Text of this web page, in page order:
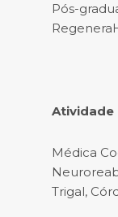
Pós-
Atividade
Médica
Trigal,